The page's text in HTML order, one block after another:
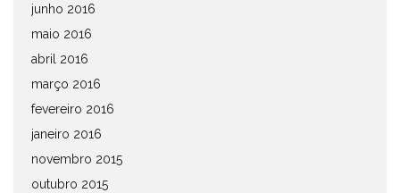
junho 2016
maio 2016
abril 2016
março 2016
fevereiro 2016
janeiro 2016
novembro 2015
outubro 2015